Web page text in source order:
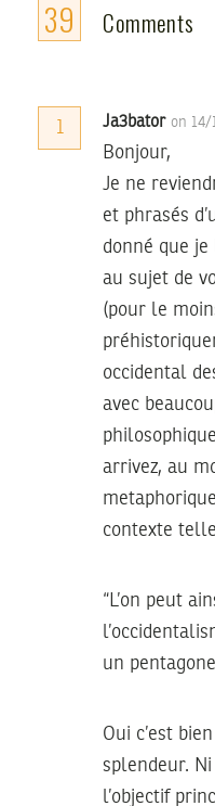
39 Comments
Ja3bator on 14/
Bonjour,
Je ne
et phrasés
donné que je
au sujet de
(pour le
occidental
avec
arrivez, au
contexte
“L’on peut
un
Oui c’est
splendeur.
l’objectif